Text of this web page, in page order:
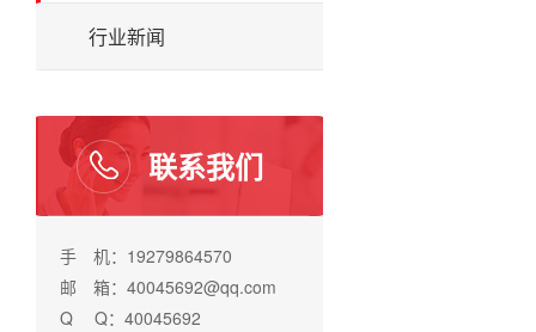
行业新闻
联系我们
手 机：19279864570
邮 箱：40045692@qq.com
Q Q：40045692